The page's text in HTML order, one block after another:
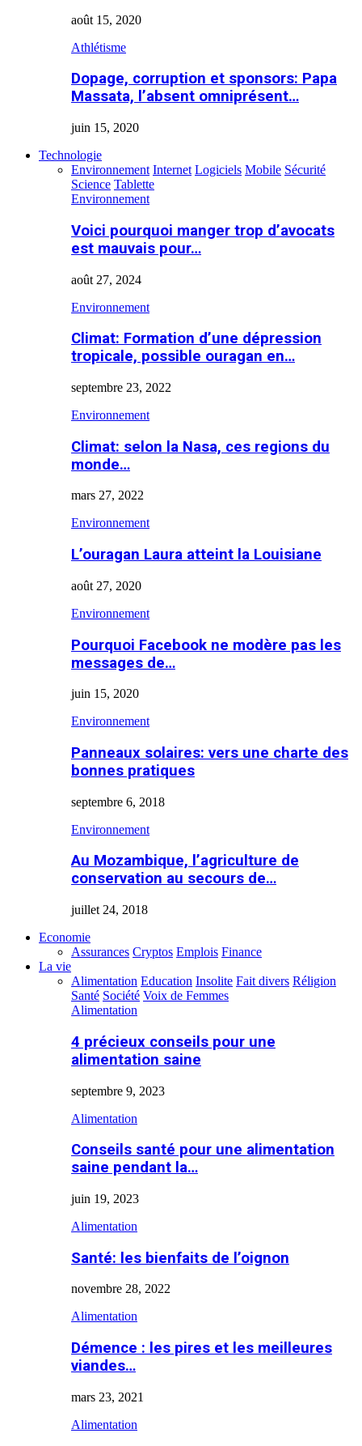
août 15, 2020
Athlétisme
Dopage, corruption et sponsors: Papa
Massata, l’absent omniprésent…
juin 15, 2020
Technologie
Environnement Internet Logiciels Mobile Sécurité
Science Tablette
Environnement
Voici pourquoi manger trop d’avocats
est mauvais pour…
août 27, 2024
Environnement
Climat: Formation d’une dépression
tropicale, possible ouragan en…
septembre 23, 2022
Environnement
Climat: selon la Nasa, ces regions du
monde…
mars 27, 2022
Environnement
L’ouragan Laura atteint la Louisiane
août 27, 2020
Environnement
Pourquoi Facebook ne modère pas les
messages de…
juin 15, 2020
Environnement
Panneaux solaires: vers une charte des
bonnes pratiques
septembre 6, 2018
Environnement
Au Mozambique, l’agriculture de
conservation au secours de…
juillet 24, 2018
Economie
Assurances Cryptos Emplois Finance
La vie
Alimentation Education Insolite Fait divers Réligion
Santé Société Voix de Femmes
Alimentation
4 précieux conseils pour une
alimentation saine
septembre 9, 2023
Alimentation
Conseils santé pour une alimentation
saine pendant la…
juin 19, 2023
Alimentation
Santé: les bienfaits de l’oignon
novembre 28, 2022
Alimentation
Démence : les pires et les meilleures
viandes…
mars 23, 2021
Alimentation